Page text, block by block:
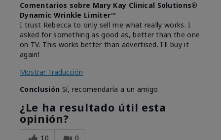
Comentarios sobre Mary Kay Clinical Solutions®
Dynamic Wrinkle Limiter™
I trust Rebecca to only sell me what really works. I
asked for something as good as, better than the one
on TV. This works better than advertised. I'll buy it
again!
Mostrar Traducción
Conclusión Sí, recomendaría a un amigo
¿Le ha resultado útil esta
opinión?
10 0